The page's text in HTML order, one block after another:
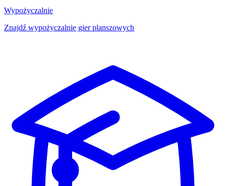
Wypożyczalnie
Znajdź wypożyczalnię gier planszowych